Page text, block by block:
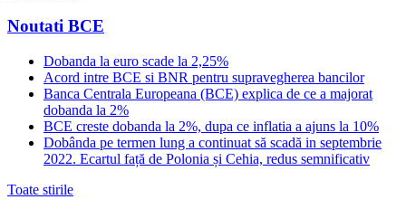
Noutati BCE
Dobanda la euro scade la 2,25%
Acord intre BCE si BNR pentru supravegherea bancilor
Banca Centrala Europeana (BCE) explica de ce a majorat
dobanda la 2%
BCE creste dobanda la 2%, dupa ce inflatia a ajuns la 10%
Dobânda pe termen lung a continuat să scadă in septembrie
2022. Ecartul față de Polonia și Cehia, redus semnificativ
Toate stirile